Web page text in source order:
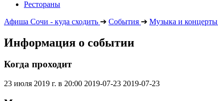
Рестораны
Афиша Сочи - куда сходить ➔ События ➔ Музыка и концерты
Информация о событии
Когда проходит
23 июля 2019 г. в 20:00 2019-07-23 2019-07-23